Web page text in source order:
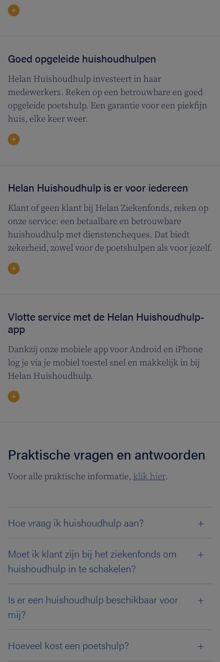
Goed opgeleide huishoudhulpen
Helan Huishoudhulp investeert in haar
medewerkers. Reken op een betrouwbare en goed
opgeleide poetshulp. Een garantie voor een piekfijn
huis, elke keer weer.
Helan Huishoudhulp is er voor iedereen
Klant of geen klant bij Helan Ziekenfonds, reken op
onze service: een betaalbare en betrouwbare
huishoudhulp met dienstencheques. Dat biedt
zekerheid, zowel voor de poetshulpen als voor jezelf.
Vlotte service met de Helan Huishoudhulp-
app
Dankzij onze mobiele app voor Android en iPhone
log je via je mobiel toestel snel en makkelijk in bij
Helan Huishoudhulp.
Praktische vragen en antwoorden
Voor alle praktische informatie, klik hier.
Hoe vraag ik huishoudhulp aan?
Moet ik klant zijn bij het ziekenfonds om
huishoudhulp in te schakelen?
Is er een huishoudhulp beschikbaar voor
mij?
Hoeveel kost een poetshulp?